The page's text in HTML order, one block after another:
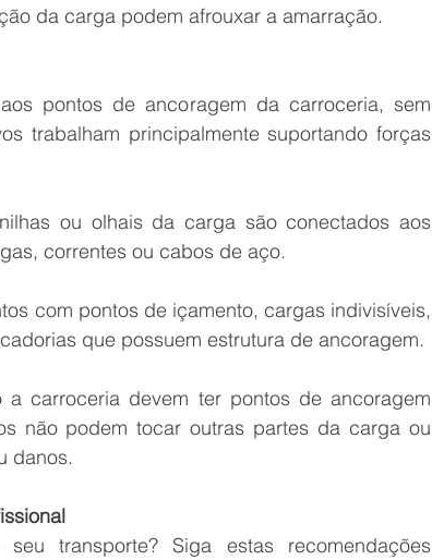
da carga podem afrouxar a amarração.
pontos de ancoragem da carroceria, sem
trabalham principalmente suportando forças
ou olhais da carga são conectados aos
correntes ou cabos de aço.
com pontos de içamento, cargas indivisíveis,
que possuem estrutura de ancoragem.
a carroceria devem ter pontos de ancoragem
não podem tocar outras partes da carga ou
danos.
transporte? Siga estas recomendações